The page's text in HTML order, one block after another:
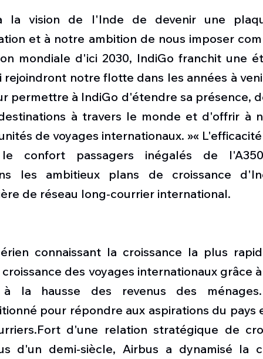
la vision de l'Inde de devenir une
et à notre ambition de nous imposer
mondiale d'ici 2030, IndiGo franchit une
rejoindront notre flotte dans les années à
permettre à IndiGo d'étendre sa présence,
à travers le monde et d'offrir à
de voyages internationaux. »«
confort passagers inégalés de
les ambitieux plans de croissance
de réseau long-courrier international.
connaissant la croissance la plus
des voyages internationaux grâce
la hausse des revenus des
pour répondre aux aspirations du pays
d'une relation stratégique de
d'un demi-siècle, Airbus a dynamisé la